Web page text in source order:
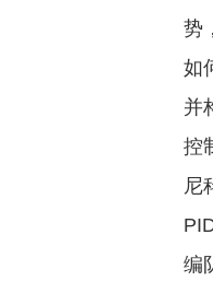
势
如
并
控
尼
编